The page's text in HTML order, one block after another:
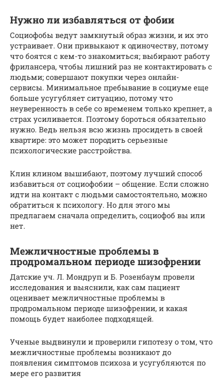
Нужно ли избавляться от фобии
Социофобы ведут замкнутый образ жизни, и их это
устраивает. Они привыкают к одиночеству, потому
что боятся с кем-то знакомиться; выбирают работу
фрилансера, чтобы лишний раз не контактировать с
людьми; совершают покупки через онлайн-
сервисы. Минимальное пребывание в социуме еще
больше усугубляет ситуацию, потому что
неуверенность в себе со временем только крепнет, а
страх усиливается. Поэтому бороться обязательно
нужно. Ведь нельзя всю жизнь просидеть в своей
квартире: это может породить серьезные
психологические расстройства.
Клин клином вышибают, поэтому лучший способ
избавиться от социофобии – общение. Если сложно
идти на контакт с людьми самостоятельно, можно
обратиться к психологу. Но для этого мы
предлагаем сначала определить, социофоб вы или
нет.
Межличностные проблемы в
продромальном периоде шизофрении
Датские уч. Л. Мондруп и Б. Розенбаум провели
исследования и выяснили, как сам пациент
оценивает межличностные проблемы в
продромальном периоде шизофрении, и какая
помощь будет наиболее подходящей.
Ученые выдвинули и проверили гипотезу о том, что
межличностные проблемы возникают до
появления симптомов психоза и усугубляются по
мере его развития